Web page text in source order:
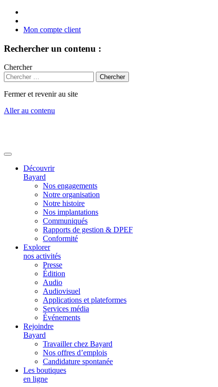
Mon compte client
Rechercher un contenu :
Chercher
Fermer et revenir au site
Aller au contenu
Découvrir
Bayard
Nos engagements
Notre organisation
Notre histoire
Nos implantations
Communiqués
Rapports de gestion & DPEF
Conformité
Explorer
nos activités
Presse
Édition
Audio
Audiovisuel
Applications et plateformes
Services média
Événements
Rejoindre
Bayard
Travailler chez Bayard
Nos offres d’emplois
Candidature spontanée
Les boutiques
en ligne